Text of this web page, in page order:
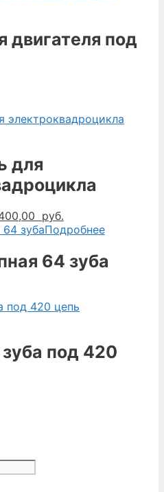
двигателя под
для
руб.
цена:
400,00
руб..
Подробнее
64 зуба
под 420